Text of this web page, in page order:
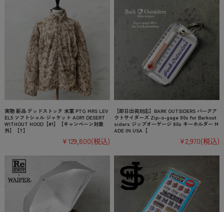
実物 新品 デッドストック 米軍 PTG MRS LEV
EL5 ソフトシェル ジャケット AOR1 DESERT
WITHOUT HOOD【#1】【キャンペーン対象
外】【T】
¥129,800(税込)
【即日出荷対応】BARK OUTSIDERS バークア
ウトサイダーズ Zip-o-gage 80s for Barkout
siders ジップオーゲージ 80s キーホルダー M
ADE IN USA【
¥2,970(税込)